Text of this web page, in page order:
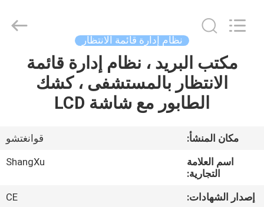
الصفحة
الرئيسية
معلومات
ShangXu
Technology
نظام إدارة قائمة الانتظار
مكتب البريد ، نظام إدارة قائمة
الانتظار بالمستشفى ، كشك
الطابور مع شاشة LCD
مكان المنشأ:
قوانغتشو
اسم العلامة
التجارية:
ShangXu
إصدار الشهادات:
CE